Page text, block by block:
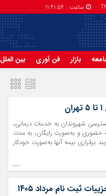
ساعت : 11:41:55
بازار فن آوری بین الملل
شهروندان به خدمات درمانی،
حضوری و به‌صورت رایگان، به مدت
بیمه آنها به‌صورت خودکار
وام بازنشستگان به ۲۰۰ میلیون تومان رسید / جزییات ثبت نام مرداد ۱۴۰۵